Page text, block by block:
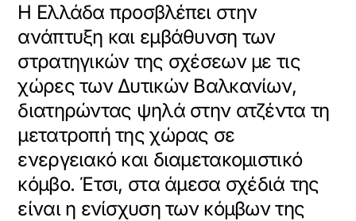
Η Ελλάδα προσβλέπει στην
ανάπτυξη και εμβάθυνση των
στρατηγικών της σχέσεων με τις
χώρες των Δυτικών Βαλκανίων,
διατηρώντας ψηλά στην ατζέντα τη
μετατροπή της χώρας σε
ενεργειακό και διαμετακομιστικό
κόμβο. Έτσι, στα άμεσα σχέδιά της
είναι η ενίσχυση των κόμβων της